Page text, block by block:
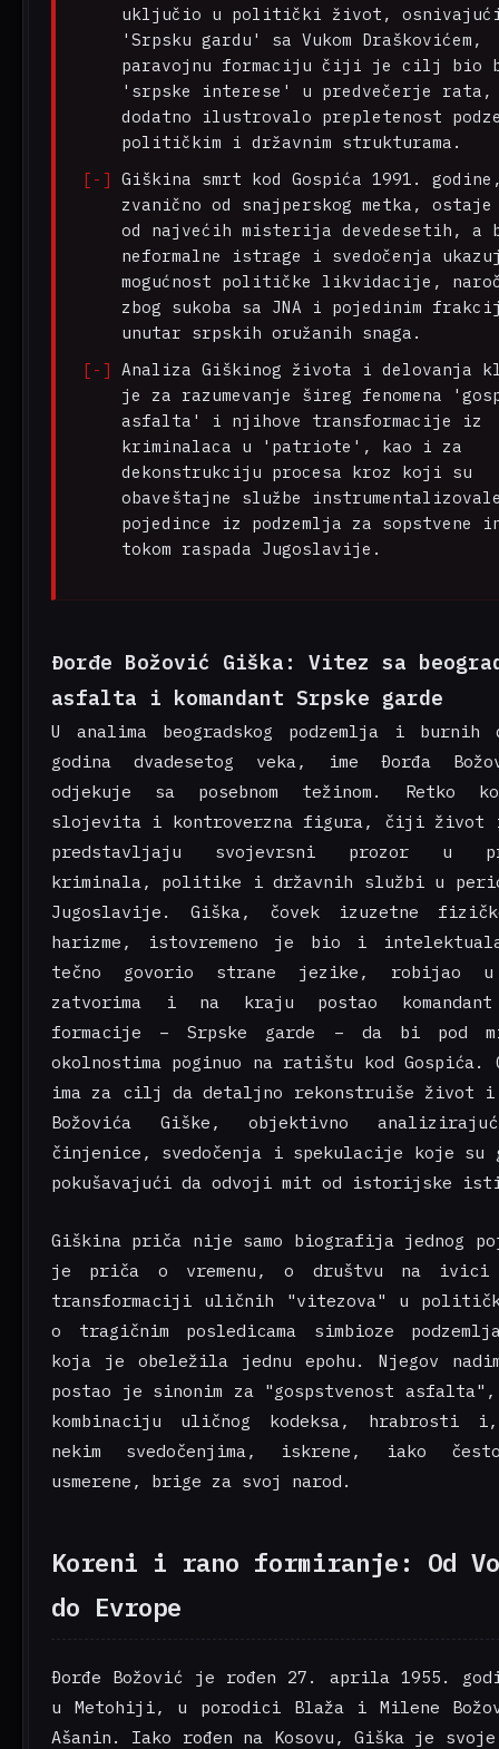
uključio u politički život,
'Srpsku gardu' sa Vukom Draškovićem,
paravojnu formaciju čiji je cilj bio
'srpske interese' u predvečerje
dodatno ilustrovalo prepletenost
političkim i državnim strukturama.
Giškina smrt kod Gospića 1991.
zvanično od snajperskog metka, ostaje
od najvećih misterija devedesetih, a
neformalne istrage i svedočenja
mogućnost političke likvidacije,
zbog sukoba sa JNA i pojedinim
unutar srpskih oružanih snaga.
Analiza Giškinog života i delovanja
je za razumevanje šireg fenomena
asfalta' i njihove transformacije iz
kriminalaca u 'patriote', kao i za
dekonstrukciju procesa kroz koji su
obaveštajne službe
pojedince iz podzemlja za sopstvene
tokom raspada Jugoslavije.
Đorđe Božović Giška: Vitez sa
asfalta i komandant Srpske garde
U analima beogradskog podzemlja i burnih
godina dvadesetog veka, ime Đorđa
odjekuje sa posebnom težinom. Retko
slojevita i kontroverzna figura, čiji život i
predstavljaju svojevrsni prozor u
kriminala, politike i državnih službi u
Jugoslavije. Giška, čovek izuzetne
harizme, istovremeno je bio i
tečno govorio strane jezike, robijao u
zatvorima i na kraju postao komandant
formacije – Srpske garde – da bi pod
okolnostima poginuo na ratištu kod Gospića.
ima za cilj da detaljno rekonstruiše život i
Božovića Giške, objektivno
činjenice, svedočenja i spekulacije koje
pokušavajući da odvoji mit od istorijske
Giškina priča nije samo biografija jednog
je priča o vremenu, o društvu na ivici
transformaciji uličnih "vitezova" u
o tragičnim posledicama simbioze
koja je obeležila jednu epohu. Njegov
postao je sinonim za "gospstvenost
kombinaciju uličnog kodeksa, hrabrosti
nekim svedočenjima, iskrene, iako
usmerene, brige za svoj narod.
Koreni i rano formiranje: Od
do Evrope
Đorđe Božović je rođen 27. aprila 1955.
u Metohiji, u porodici Blaža i Milene
Ašanin. Iako rođen na Kosovu, Giška je